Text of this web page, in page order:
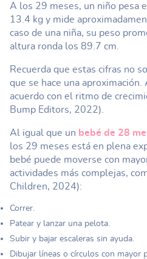
A los 29 meses, un niño pesa
13.4 kg y mide
caso de una niña, su peso
altura ronda los 89.7 cm.
Recuerda que estas cifras no
que se hace una
acuerdo con el ritmo de
Bump Editors, 2022).
Al igual que un bebé de 28
los 29 meses está en plena
bebé puede moverse con
actividades más complejas,
Children, 2024):
Correr.
Patear y lanzar una pelota.
Subir y bajar escaleras sin ayuda.
Dibujar líneas o círculos con mayor